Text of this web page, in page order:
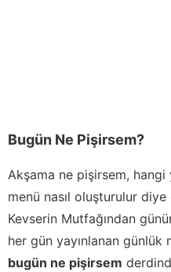
Bugün Ne Pişirsem?
Akşama ne pişirsem, hangi
menü nasıl oluşturulur
Kevserin Mutfağından
her gün yayınlanan günlük
bugün ne pişirsem